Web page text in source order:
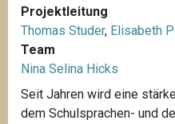
Projektleitung
Thomas Studer, Elisabeth
Team
Nina Selina Hicks
Seit Jahren wird eine
dem Schulsprachen- und